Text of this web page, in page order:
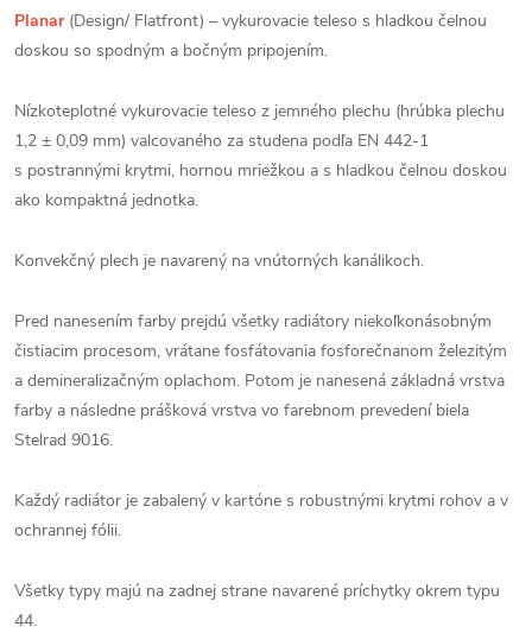
Planar(Design/ Flatfront) – vykurovacie teleso s hladkou čelnou
doskou so spodným a bočným pripojením.
Nízkoteplotné vykurovacie teleso z jemného plechu (hrúbka plechu
1,2 ± 0,09 mm) valcovaného za studena podľa EN 442-1
s postrannými krytmi, hornou mriežkou a s hladkou čelnou doskou
ako kompaktná jednotka.
Konvekčný plech je navarený na vnútorných kanálikoch.
Pred nanesením farby prejdú všetky radiátory niekoľkonásobným
čistiacim procesom, vrátane fosfátovania fosforečnanom železitým
a demineralizačným oplachom. Potom je nanesená základná vrstva
farby a následne prášková vrstva vo farebnom prevedení biela
Stelrad 9016.
Každý radiátor je zabalený v kartóne s robustnými krytmi rohov a v
ochrannej fólii.
Všetky typy majú na zadnej strane navarené príchytky okrem typu
44.